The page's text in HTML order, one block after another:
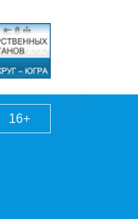
16+